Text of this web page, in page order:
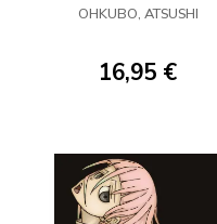
09
OHKUBO, ATSUSHI
16,95 €